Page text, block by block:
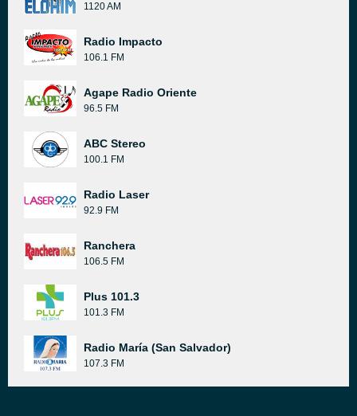
1120 AM
Radio Impacto
106.1 FM
Agape Radio Oriente
96.5 FM
ABC Stereo
100.1 FM
Radio Laser
92.9 FM
Ranchera
106.5 FM
Plus 101.3
101.3 FM
Radio María (San Salvador)
107.3 FM